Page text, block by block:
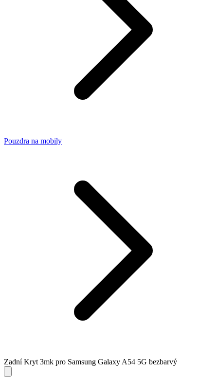
Pouzdra na mobily
Zadní Kryt 3mk pro Samsung Galaxy A54 5G bezbarvý